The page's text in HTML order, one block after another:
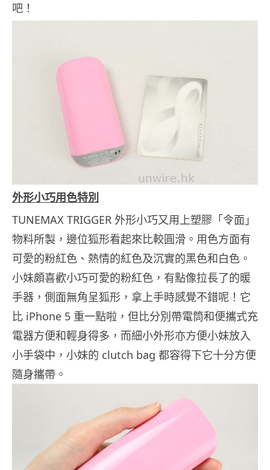
吧！
外形小巧用色特別
TUNEMAX TRIGGER 外形小巧又用上塑膠「令面」
物料所製，邊位狐形看起來比較圓滑。用色方面有
可愛的粉紅色、熱情的紅色及沉實的黑色和白色。
小妹頗喜歡小巧可愛的粉紅色，有點像拉長了的暖
手器，側面無角呈狐形，拿上手時感覺不錯呢！它
比 iPhone 5 重一點啦，但比分別帶電筒和便攜式充
電器方便和輕身得多，而細小外形亦方便小妹放入
小手袋中，小妹的 clutch bag 都容得下它十分方便
隨身攜帶。